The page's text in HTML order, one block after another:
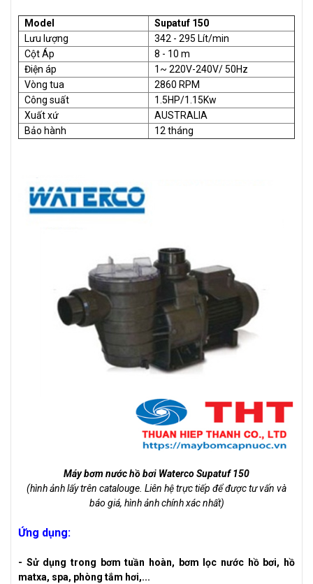
Model
Supatuf 150
Lưu lượng
342 - 295 Lít/min
Cột Áp
8 - 10 m
Điện áp
1~ 220V-240V/ 50Hz
Vòng tua
2860 RPM
Công suất
1.5HP/1.15Kw
Xuất xứ
AUSTRALIA
Bảo hành
12 tháng
Máy bơm nước hồ bơi Waterco Supatuf 150
(hình ảnh lấy trên catalouge. Liên hệ trực tiếp để được tư vấn và
báo giá, hình ảnh chính xác nhất)
Ứng dụng:
- Sử dụng trong bơm tuần hoàn, bơm lọc nước hồ bơi, hồ
matxa, spa, phòng tắm hơi,...